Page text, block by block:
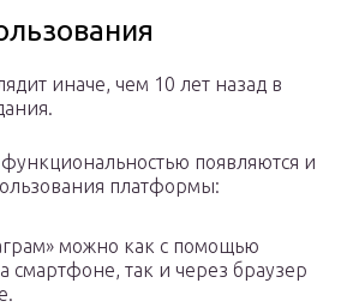
иначе, чем 10 лет назад в
появляются и
платформы:
можно как с помощью
смартфоне, так и через браузер